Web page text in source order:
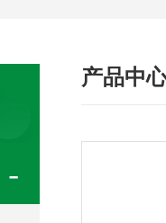
产品中